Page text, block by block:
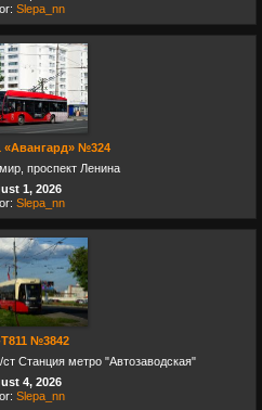
Slepa_nn
«Авангард» №324
проспект Ленина
1, 2026
Slepa_nn
№3842
Станция метро "Автозаводская"
4, 2026
Slepa_nn